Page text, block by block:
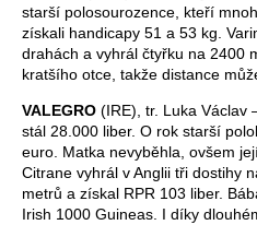
starší polosourozence, kteří
získali handicapy 51 a 53 kg.
drahách a vyhrál čtyřku na 2400
kratšího otce, takže distance
VALEGRO (IRE), tr. Luka Václav
stál 28.000 liber. O rok starší
euro. Matka nevyběhla, ovšem
Citrane vyhrál v Anglii tři dostihy
metrů a získal RPR 103 liber.
Irish 1000 Guineas. I díky